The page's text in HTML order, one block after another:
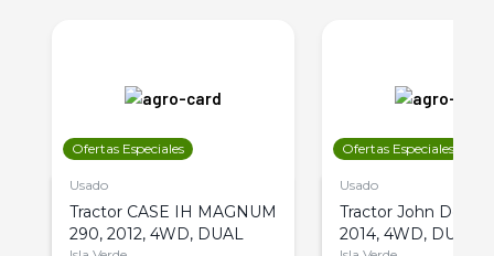
Ofertas Especiales
Usado
Tractor CASE IH MAGNUM
290, 2012, 4WD, DUAL
Ofertas Especiales
Usado
Tractor John Deere
2014, 4WD, DUAL